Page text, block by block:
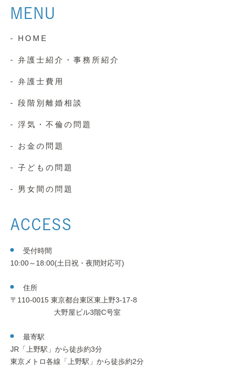
MENU
- HOME
- 弁護士紹介・事務所紹介
- 弁護士費用
- 段階別離婚相談
- 浮気・不倫の問題
- お金の問題
- 子どもの問題
- 男女間の問題
ACCESS
受付時間
10:00～18:00(土日祝・夜間対応可)
住所
〒110-0015 東京都台東区東上野3-17-8
大野屋ビル3階C号室
最寄駅
JR「上野駅」から徒歩約3分
東京メトロ各線「上野駅」から徒歩約2分